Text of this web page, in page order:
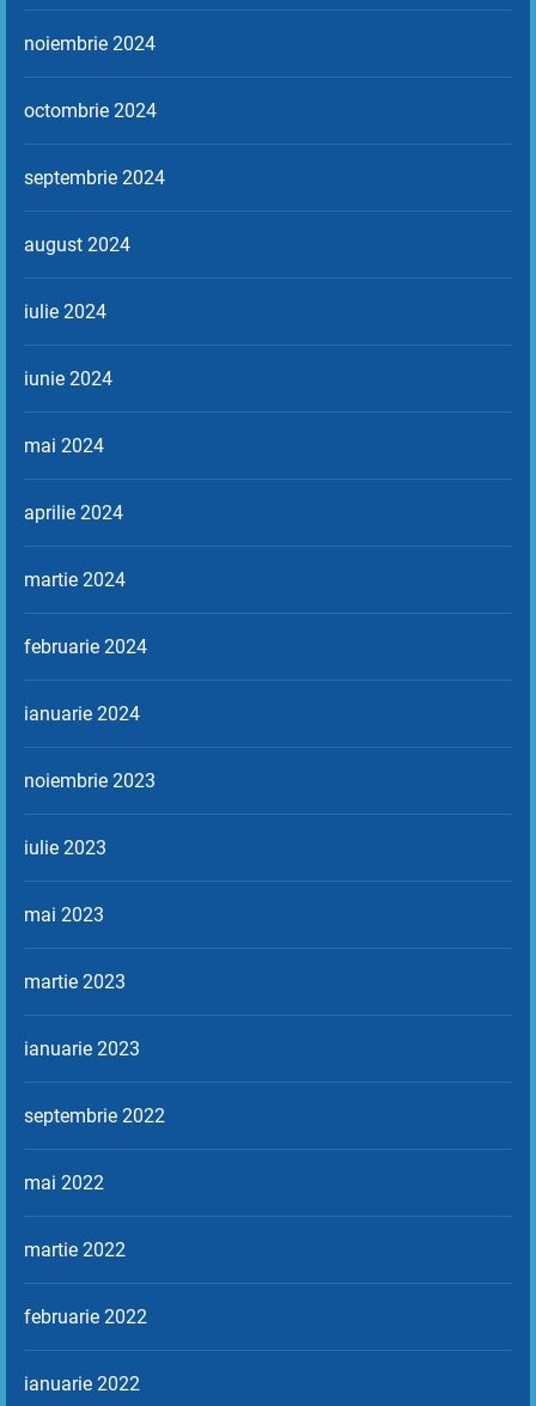
noiembrie 2024
octombrie 2024
septembrie 2024
august 2024
iulie 2024
iunie 2024
mai 2024
aprilie 2024
martie 2024
februarie 2024
ianuarie 2024
noiembrie 2023
iulie 2023
mai 2023
martie 2023
ianuarie 2023
septembrie 2022
mai 2022
martie 2022
februarie 2022
ianuarie 2022